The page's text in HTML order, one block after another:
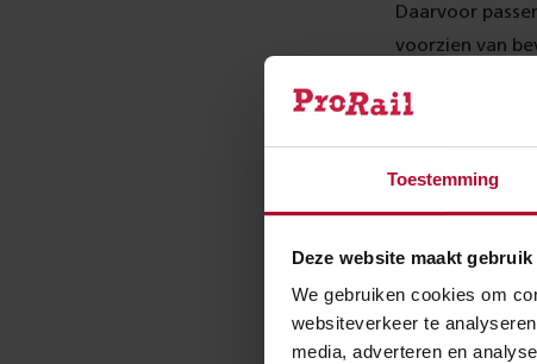
Toestemming
Deze website maakt
We gebruiken cookies om
websiteverkeer te
media, adverteren en
Daarvoor
voorzien van
treinen van